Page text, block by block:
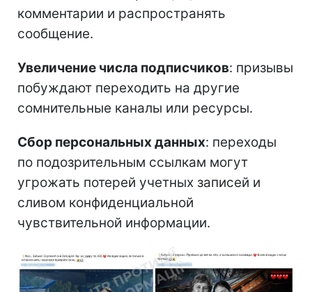
комментарии и распространять
сообщение.
Увеличение числа подписчиков: призывы
побуждают переходить на другие
сомнительные каналы или ресурсы.
Сбор персональных данных: переходы
по подозрительным ссылкам могут
угрожать потерей учетных записей и
сливом конфиденциальной
чувствительной информации.